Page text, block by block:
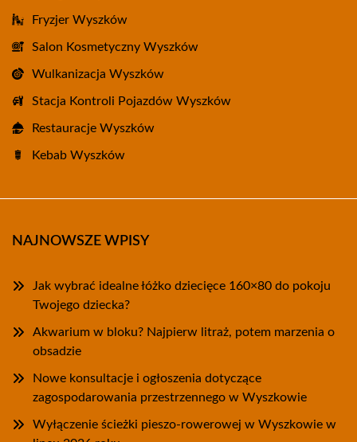
Fryzjer Wyszków
Salon Kosmetyczny Wyszków
Wulkanizacja Wyszków
Stacja Kontroli Pojazdów Wyszków
Restauracje Wyszków
Kebab Wyszków
NAJNOWSZE WPISY
Jak wybrać idealne łóżko dziecięce 160×80 do pokoju
Twojego dziecka?
Akwarium w bloku? Najpierw litraż, potem marzenia o
obsadzie
Nowe konsultacje i ogłoszenia dotyczące
zagospodarowania przestrzennego w Wyszkowie
Wyłączenie ścieżki pieszo-rowerowej w Wyszkowie w